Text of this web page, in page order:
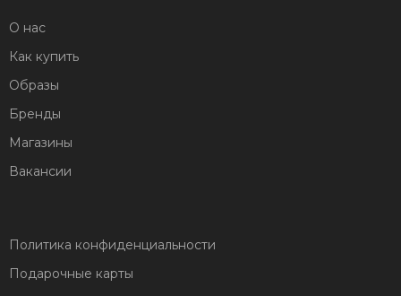
О нас
Как купить
Образы
Бренды
Магазины
Вакансии
Политика конфиденциальности
Подарочные карты